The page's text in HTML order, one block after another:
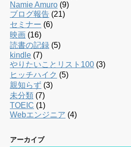
Namie Amuro (9)
ブログ報告 (21)
セミナー (6)
映画 (16)
読書の記録 (5)
kindle (7)
やりたいことリスト100 (3)
ヒッチハイク (5)
親知らず (3)
未分類 (7)
TOEIC (1)
Webエンジニア (4)
アーカイブ